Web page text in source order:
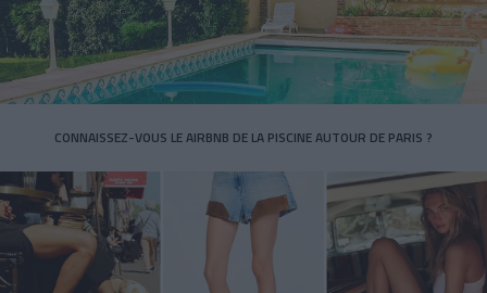
CONNAISSEZ-VOUS LE AIRBNB DE LA PISCINE AUTOUR DE PARIS ?